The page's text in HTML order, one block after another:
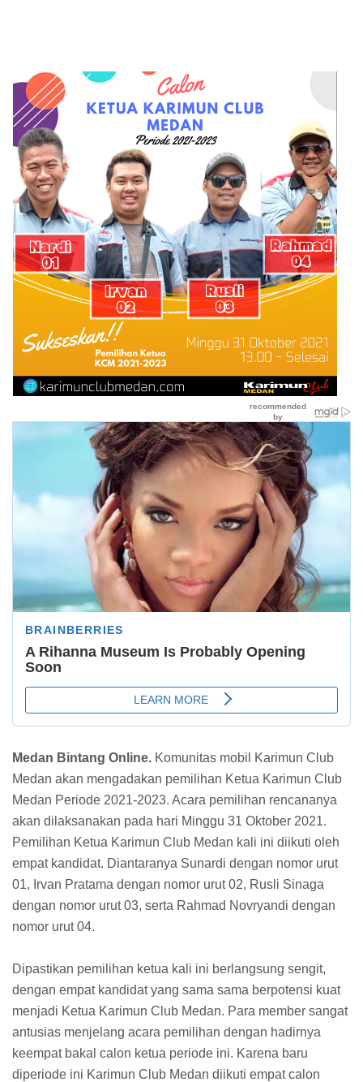
Medan Bintang Online. Komunitas mobil Karimun Club
Medan akan mengadakan pemilihan Ketua Karimun Club
Medan Periode 2021-2023. Acara pemilihan rencananya
akan dilaksanakan pada hari Minggu 31 Oktober 2021.
Pemilihan Ketua Karimun Club Medan kali ini diikuti oleh
empat kandidat. Diantaranya Sunardi dengan nomor urut
01, Irvan Pratama dengan nomor urut 02, Rusli Sinaga
dengan nomor urut 03, serta Rahmad Novryandi dengan
nomor urut 04.
Dipastikan pemilihan ketua kali ini berlangsung sengit,
dengan empat kandidat yang sama sama berpotensi kuat
menjadi Ketua Karimun Club Medan. Para member sangat
antusias menjelang acara pemilihan dengan hadirnya
keempat bakal calon ketua periode ini. Karena baru
diperiode ini Karimun Club Medan diikuti empat calon